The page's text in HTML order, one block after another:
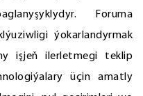
Foruma
ýokarlandyrmak
işjeň ilerletmegi teklip
üçin amatly